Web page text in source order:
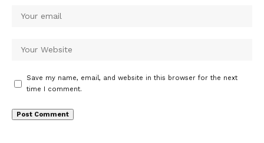
Save my name, email, and website in this browser for the next
time I comment.